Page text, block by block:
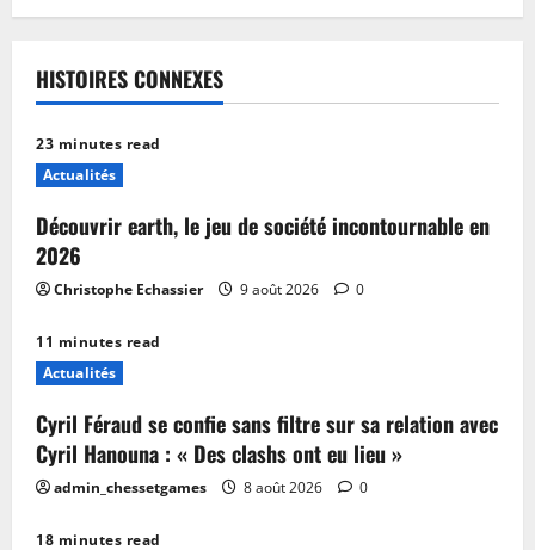
HISTOIRES CONNEXES
23 minutes read
Actualités
Découvrir earth, le jeu de société incontournable en
2026
Christophe Echassier 9 août 2026 0
11 minutes read
Actualités
Cyril Féraud se confie sans filtre sur sa relation avec
Cyril Hanouna : « Des clashs ont eu lieu »
admin_chessetgames 8 août 2026 0
18 minutes read